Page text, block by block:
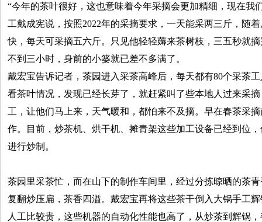
“今年的茶叶很好，这也意味着今年采摘会更加精细，现在我
工戴成宪说，按照2022年的采摘要求，一天能采两三斤，随
快，每天可采摘五六斤。只见他轻轻薅来茶树枝，三五秒就
不到三小时，身前的小篓就已差不多满了。
戴宏宝告诉记者，茶园进入采茶高峰后，每天都有80个采茶
看茶叶情况，发现已经长芽了，就赶紧叫了些本地人过来采
工，让他们马上来，天气暖和，都怕来不及摘。早在春茶采
作。目前，炒茶机、烘干机、摊青架这些加工设备已经到位
进行炒制。
茶园里采茶忙，而在山下的制作车间里，经过分拣晾晒的茶
复翻炒压扁，茶香四溢。戴宏宝再将这些茶干倒入大锅手工
人工比较贵，这些机器的自动化性能也高了，从炒茶到辉锅